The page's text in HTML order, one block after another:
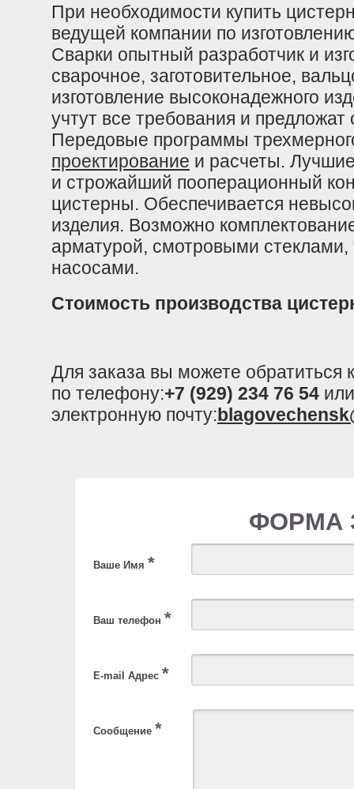
При необходимости купить
ведущей компании по
Сварки опытный разработчик и
сварочное, заготовительное,
изготовление высоконадежного
учтут все требования и
Передовые программы
проектирование и расчеты.
и строжайший пооперационный
цистерны. Обеспечивается
изделия. Возможно
арматурой, смотровыми
насосами.
Стоимость производства
Для заказа вы можете
по телефону:+7 (929) 234 76 54
электронную почту:
ФОРМА
Ваше Имя *
Ваш телефон *
E-mail Адрес *
Сообщение *